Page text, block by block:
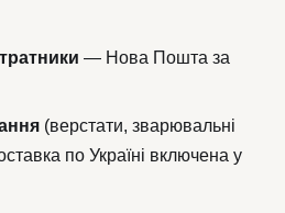
— Нова Пошта за
(верстати, зварювальні
по Україні включена у